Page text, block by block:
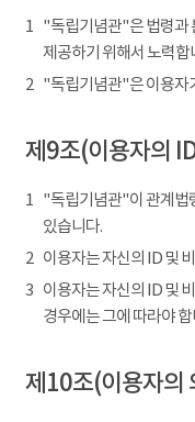
1 "독립기념관"은 법령과
제공하기 위해서 노력합
2 "독립기념관"은 이용자
제9조(이용자의
1 "독립기념관"이 관계법
있습니다.
2 이용자는 자신의 ID 및
3 이용자는 자신의 ID 및
경우에는 그에 따라야 합
제10조(이용자의